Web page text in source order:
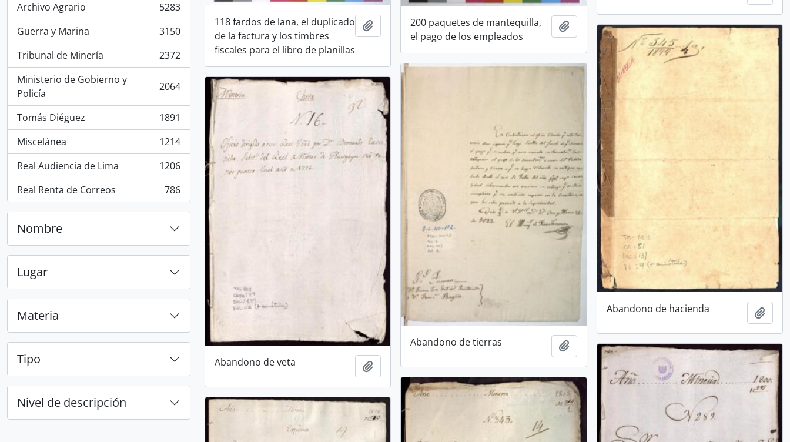
Archivo Agrario
, 5283 resultados
5283
Guerra y Marina
, 3150 resultados
3150
Tribunal de Minería
, 2372 resultados
2372
Ministerio de Gobierno y
Policía
, 2064 resultados 2064
Tomás Diéguez
, 1891 resultados
1891
Miscelánea
, 1214 resultados
1214
Real Audiencia de Lima
, 1206 resultados
1206
Real Renta de Correos
, 786 resultados 786
Nombre
Lugar
Materia
Tipo
Nivel de descripción
118 fardos de lana, el duplicado
de la factura y los timbres
fiscales para el libro de planillas
Añadir al portapapeles
200 paquetes de mantequilla,
el pago de los empleados
Añadir al portapapeles
Abandono de hacienda
Abandono de tierras
Añadir al portapapeles
Abandono de veta
Añadir al portapapeles